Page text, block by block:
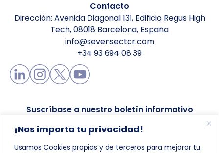
¡Nos importa tu privacidad!
Usamos Cookies propias y de terceros para mejorar tu
Contacto
Dirección: Avenida Diagonal 131, Edificio Regus High
Tech, 08018 Barcelona, España
info@sevensector.com
+34 93 694 08 39
Suscríbase a nuestro boletín informativo